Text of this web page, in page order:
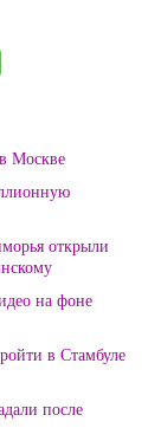
Москве
открыли
на фоне
в Стамбуле
после